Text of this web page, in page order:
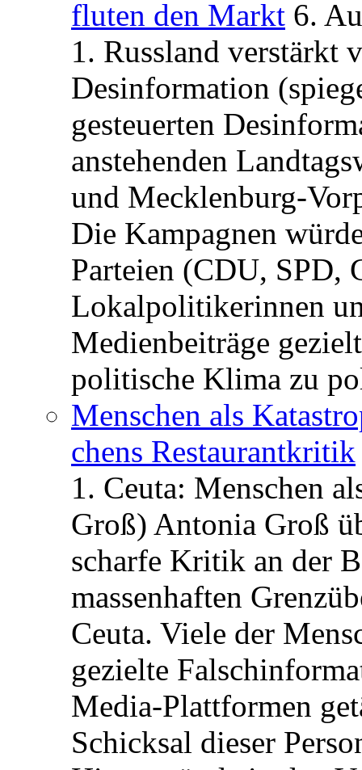
fluten den Markt 6.
1. Russland verstärkt
Desinformation
gesteuerten
anstehenden
und Mecklenburg-
Die Kampagnen
Parteien (CDU, SPD,
Lokalpolitikerinnen
Medienbeiträge
politische Klima zu
Menschen als
chens Restau­rant­kritik
1. Ceuta: Menschen
Groß) Antonia Groß
scharfe Kritik an der
massenhaften
Ceuta. Viele der
gezielte
Media-Plattformen
Schicksal dieser